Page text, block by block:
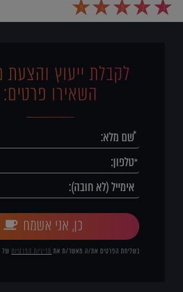
1
2
3
4
5
לקבלת ייעוץ והצעת
השאירו פרטים:
כן, אני אשמח
בשליחת הפרטים את/ה מאשר/ת את מדיניות הפרטיותשל